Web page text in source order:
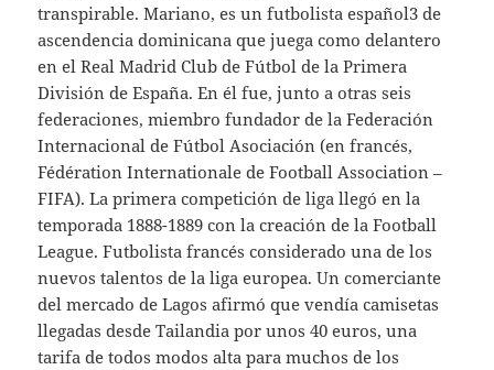
transpirable. Mariano, es un futbolista español3 de
ascendencia dominicana que juega como delantero
en el Real Madrid Club de Fútbol de la Primera
División de España. En él fue, junto a otras seis
federaciones, miembro fundador de la Federación
Internacional de Fútbol Asociación (en francés,
Fédération Internationale de Football Association –
FIFA). La primera competición de liga llegó en la
temporada 1888-1889 con la creación de la Football
League. Futbolista francés considerado una de los
nuevos talentos de la liga europea. Un comerciante
del mercado de Lagos afirmó que vendía camisetas
llegadas desde Tailandia por unos 40 euros, una
tarifa de todos modos alta para muchos de los